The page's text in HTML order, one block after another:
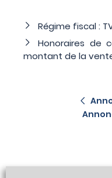
Régime fiscal :
Honoraires de
montant de la